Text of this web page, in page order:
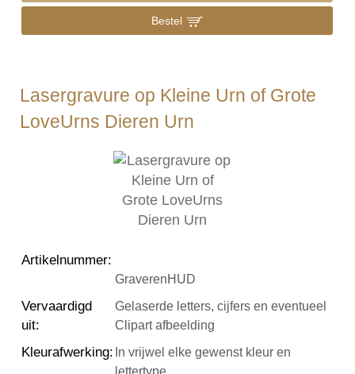
Bestel
Lasergravure op Kleine Urn of Grote
LoveUrns Dieren Urn
Artikelnummer:
GraverenHUD
Vervaardigd
uit:
Gelaserde letters, cijfers en eventueel
Clipart afbeelding
Kleurafwerking: In vrijwel elke gewenst kleur en
lettertype